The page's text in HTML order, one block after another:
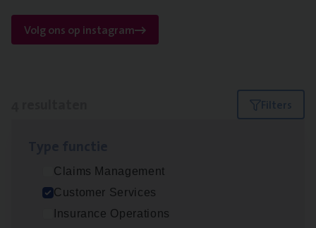
Volg ons op instagram
Filters
Claims Management
Customer Services
Insurance Operations
Test Ana­lyst
IT, Change & Innovation
Antwerpen